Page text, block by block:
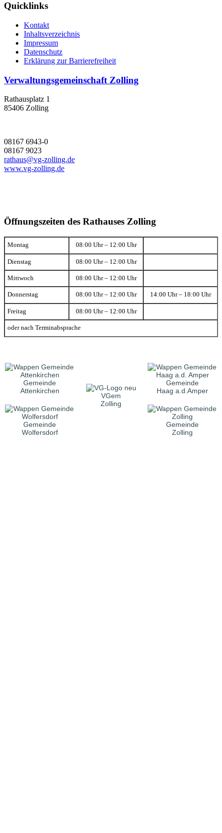
Quicklinks
Kontakt
Inhaltsverzeichnis
Impressum
Datenschutz
Erklärung zur Barrierefreiheit
Verwaltungsgemeinschaft Zolling
Rathausplatz 1
85406 Zolling
08167 6943-0
08167 9023
rathaus@vg-zolling.de
www.vg-zolling.de
Öffnungszeiten des Rathauses Zolling
Montag 08:00 Uhr – 12:00 Uhr
Dienstag 08:00 Uhr – 12:00 Uhr
Mittwoch 08:00 Uhr – 12:00 Uhr
Donnerstag 08:00 Uhr – 12:00 Uhr 14:00 Uhr – 18:00 Uhr
Freitag 08:00 Uhr – 12:00 Uhr
oder nach Terminabsprache
Gemeinde
Attenkirchen
VGem
Zolling
Gemeinde
Haag a.d.Amper
Gemeinde
Wolfersdorf
Gemeinde
Zolling